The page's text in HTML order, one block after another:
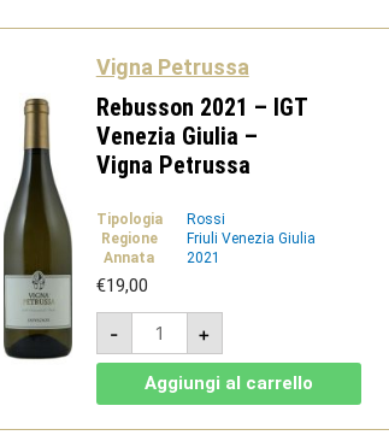
Petrussa
Vigna Petrussa
Rebusson 2021 – IGT
Venezia Giulia –
Vigna Petrussa
Tipologia
Rossi
Regione
Friuli Venezia Giulia
Annata
2021
€19,00
-
Rebusson
2021
-
IGT
Venezia
Giulia
-
+
Aggiungi al carrello